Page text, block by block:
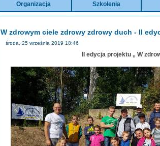
Organizacja Szkolenia
W zdrowym ciele zdrowy zdrowy duch - II
środa, 25 września 2019 18:46
II edycja projektu „ W zdrowym